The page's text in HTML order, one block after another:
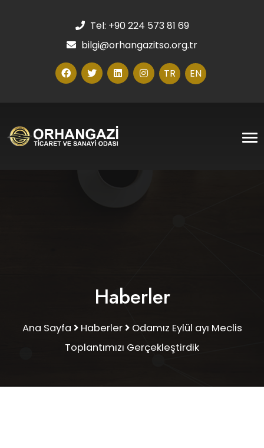
Tel: +90 224 573 81 69
bilgi@orhangazitso.org.tr
TR EN
Haberler
Ana Sayfa Haberler
Odamız Eylül ayı Meclis
Toplantımızı Gerçekleştirdik